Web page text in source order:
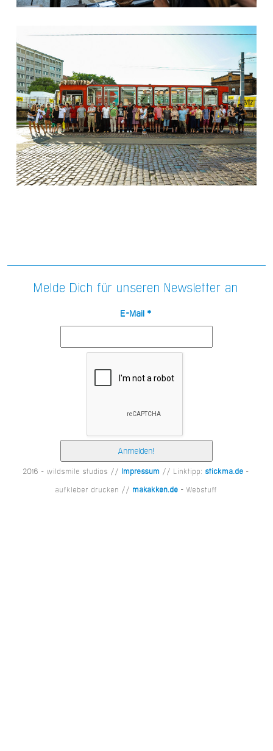
Melde Dich für unseren Newsletter an
E-Mail*
2016 - wildsmile studios //Impressum // Linktipp:stickma.de -
aufkleber drucken // makakken.de - Webstuff